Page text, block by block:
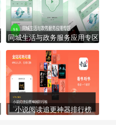
同城生活与政务服务应用专区
小说阅读追更神器排行榜